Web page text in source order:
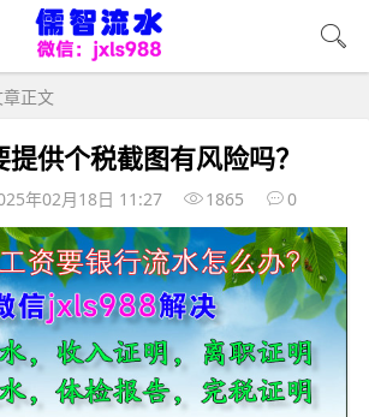
正文
供个税截图有风险吗？
年02月18日 11:27 1865 0